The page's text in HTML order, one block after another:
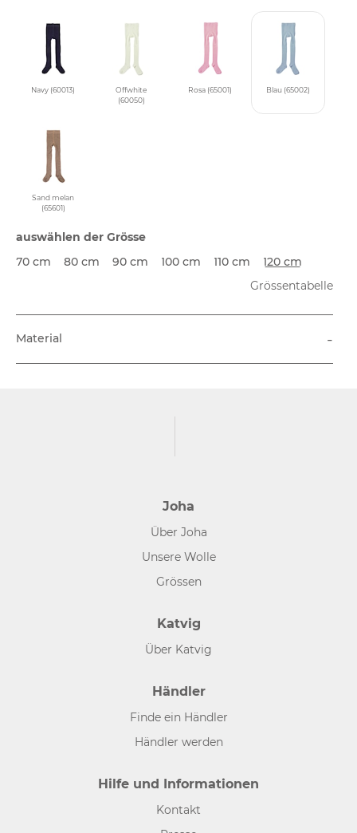
Navy (60013)
Offwhite
(60050)
Rosa (65001) Blau (65002)
Sand melan
(65601)
auswählen der Grösse
70 cm
80 cm 90 cm 100 cm 110 cm
120 cm
Grössentabelle
Material -
Joha
Über Joha
Unsere Wolle
Grössen
Katvig
Über Katvig
Händler
Finde ein Händler
Händler werden
Hilfe und Informationen
Kontakt